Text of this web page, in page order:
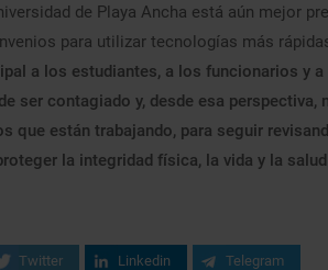
de Playa Ancha está aún mejor
para utilizar tecnologías más
a los estudiantes, a los funcionarios y
ser contagiado y, desde esa perspectiva,
que están trabajando, para seguir
la integridad física, la vida y la
Twitter Linkedin Telegram